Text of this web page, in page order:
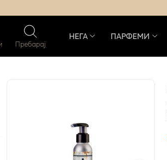
Пребарај
НЕГА ПАРФЕМИ